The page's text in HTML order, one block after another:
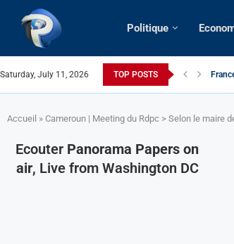
Politique
Saturday, July 11, 2026 TOP POSTS
Accueil » Cameroun | Meeting du Rdpc > Selon le maire
Ecouter Panorama Papers on
air, Live from Washington DC